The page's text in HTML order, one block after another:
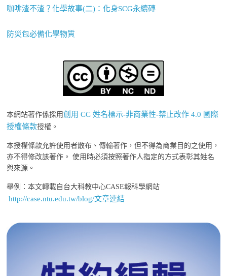
咖啡渣不渣？化學故事(二)：化身SCG永續磚
防災包必備化學物質
本網站著作係採用創用 CC 姓名標示-非商業性-禁止改作 4.0 國際
授權條款授權。
本授權條款允許使用者散布、傳輸著作，但不得為商業目的之使用，
亦不得修改該著作。 使用時必須按照著作人指定的方式表彰其姓名
與來源。
舉例：本文轉載自台大科教中心CASE報科學網站
http://case.ntu.edu.tw/blog/文章連結